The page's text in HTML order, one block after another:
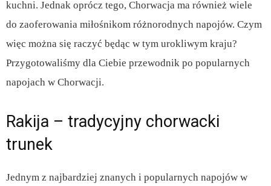
kuchni. Jednak oprócz tego, Chorwacja ma również wiele
do zaoferowania miłośnikom różnorodnych napojów. Czym
więc można się raczyć będąc w tym urokliwym kraju?
Przygotowaliśmy dla Ciebie przewodnik po popularnych
napojach w Chorwacji.
Rakija – tradycyjny chorwacki
trunek
Jednym z najbardziej znanych i popularnych napojów w